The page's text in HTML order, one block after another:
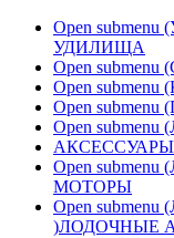
Open
УДИЛИЩА
Open
Open
Open
Open
Open
МОТОРЫ
Open
)ЛОДОЧНЫЕ